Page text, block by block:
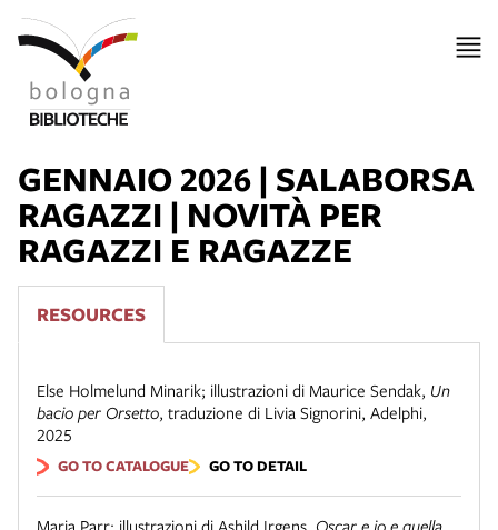
GENNAIO 2026 | SALABORSA
RAGAZZI | NOVITÀ PER
RAGAZZI E RAGAZZE
RESOURCES
Else Holmelund Minarik; illustrazioni di Maurice Sendak, Un
bacio per Orsetto, traduzione di Livia Signorini, Adelphi,
2025
GO TO CATALOGUE GO TO DETAIL
Maria Parr; illustrazioni di Ashild Irgens, Oscar e io e quella